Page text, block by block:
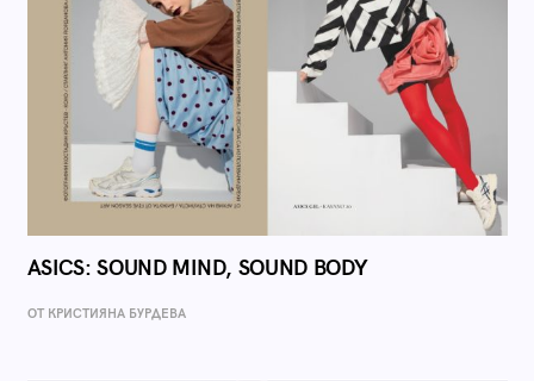
ASICS: SOUND MIND, SOUND BODY
ОТ КРИСТИЯНА БУРДЕВА